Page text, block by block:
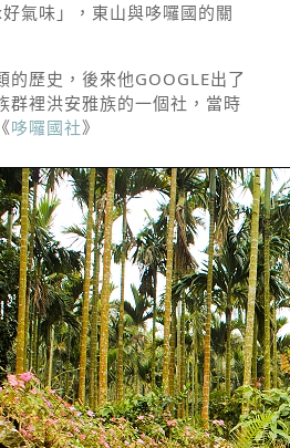
氣味」，東山與哆囉國的關
的歷史，後來他GOOGLE出了
群裡洪安雅族的一個社，當時
哆囉國社》